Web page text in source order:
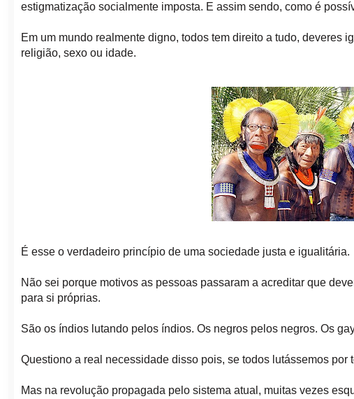
estigmatização socialmente imposta. E assim sendo, como é
Em um mundo realmente digno, todos tem direito a tudo, deveres
religião, sexo ou idade.
É esse o verdadeiro princípio de uma sociedade justa e igualitária.
Não sei porque motivos as pessoas passaram a acreditar que
para si próprias.
São os índios lutando pelos índios. Os negros pelos negros. Os
Questiono a real necessidade disso pois, se todos lutássemos por
Mas na revolução propagada pelo sistema atual, muitas vezes